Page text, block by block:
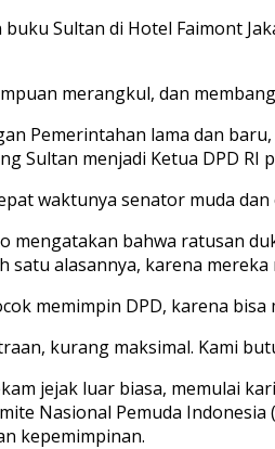
Sultan di Hotel Faimont
merangkul, dan
Pemerintahan lama dan
Sultan menjadi Ketua DPD RI
waktunya senator muda
mengatakan bahwa ratusan
satu alasannya, karena
memimpin DPD, karena
kurang maksimal. Kami
jejak luar biasa, memulai
Nasional Pemuda
kepemimpinan.